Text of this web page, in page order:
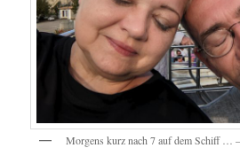
Morgens kurz nach 7 auf dem Schiff …